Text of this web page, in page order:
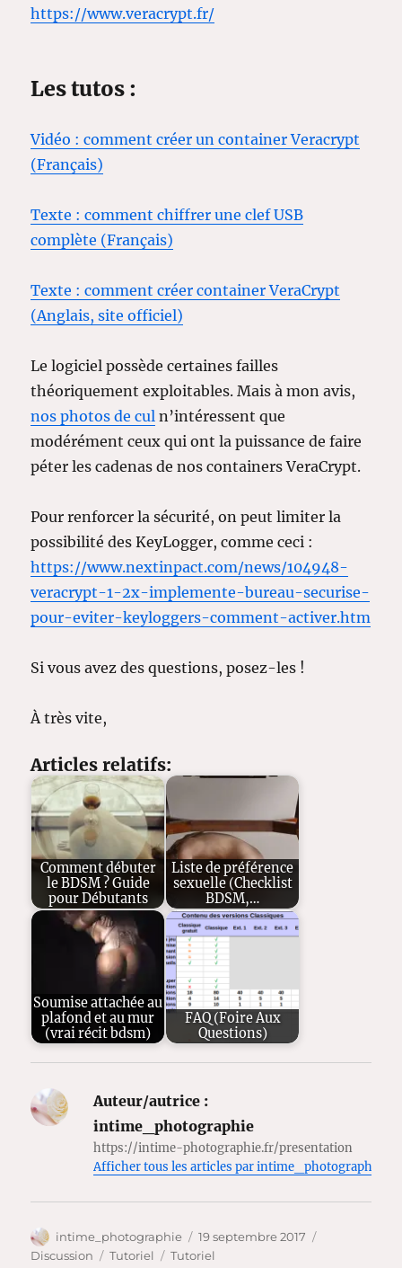
https://www.veracrypt.fr/
Les tutos :
Vidéo : comment créer un container Veracrypt
(Français)
Texte : comment chiffrer une clef USB
complète (Français)
Texte : comment créer container VeraCrypt
(Anglais, site officiel)
Le logiciel possède certaines failles
théoriquement exploitables. Mais à mon avis,
nos photos de cul n’intéressent que
modérément ceux qui ont la puissance de faire
péter les cadenas de nos containers VeraCrypt.
Pour renforcer la sécurité, on peut limiter la
possibilité des KeyLogger, comme ceci :
https://www.nextinpact.com/news/104948-
veracrypt-1-2x-implemente-bureau-securise-
pour-eviter-keyloggers-comment-activer.htm
Si vous avez des questions, posez-les !
À très vite,
Articles relatifs:
Comment débuter
le BDSM ? Guide
pour Débutants
Liste de préférence
sexuelle (Checklist
BDSM,…
Soumise attachée au
plafond et au mur
(vrai récit bdsm)
FAQ (Foire Aux
Questions)
Auteur/autrice :
intime_photographie
https://intime-photographie.fr/presentation
Afficher tous les articles par intime_photographie
Auteur
intime_photographie
Publié
le
19 septembre 2017
Discussion
Catégories
Tutoriel Étiquettes
Tutoriel